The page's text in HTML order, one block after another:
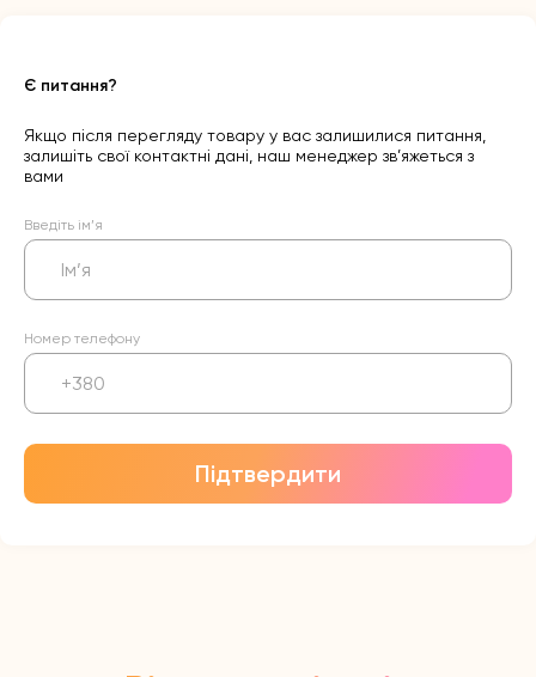
Є питання?
Якщо після перегляду товару у вас залишилися питання,
залишіть свої контактні дані, наш менеджер зв’яжеться з
вами
Введіть ім’я
Номер телефону
Підтвердити